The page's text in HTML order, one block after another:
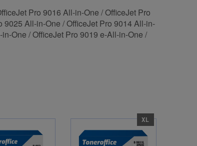
Pro 9016 All-in-One / OfficeJet Pro
All-in-One / OfficeJet Pro 9014 All-in-
One / OfficeJet Pro 9019 e-All-in-One /
XL